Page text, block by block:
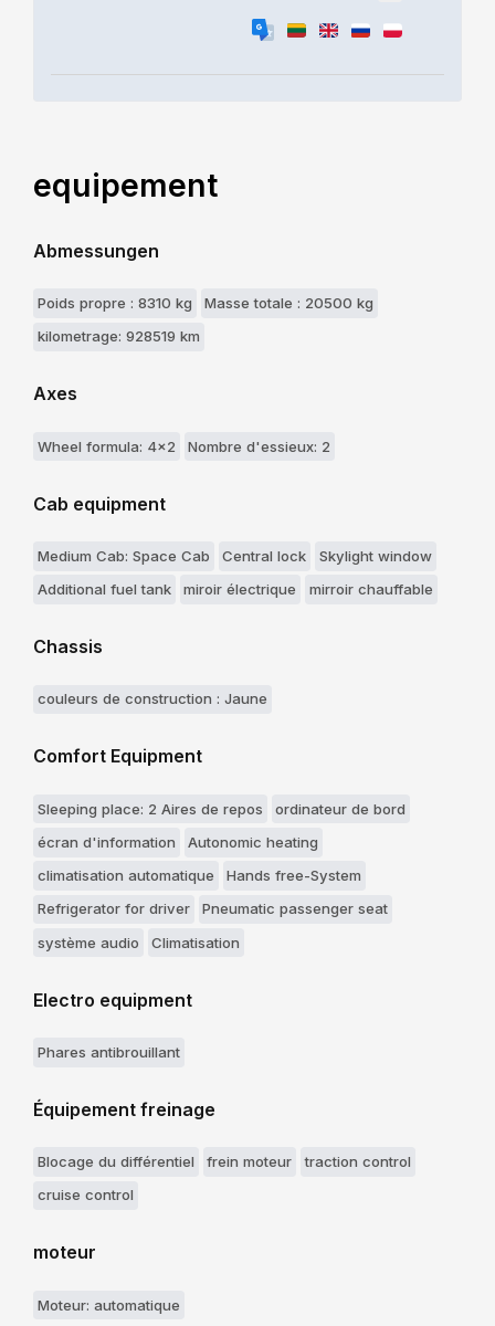
equipement
Abmessungen
Poids propre : 8310 kg
Masse totale : 20500 kg
kilometrage: 928519 km
Axes
Wheel formula: 4x2 Nombre d'essieux: 2
Cab equipment
Medium Cab: Space Cab Central lock
Skylight window
Additional fuel tank
miroir électrique mirroir chauffable
Chassis
couleurs de construction : Jaune
Comfort Equipment
Sleeping place: 2 Aires de repos
ordinateur de bord
écran d'information
Autonomic heating
climatisation automatique
Hands free-System
Refrigerator for driver
Pneumatic passenger seat
système audio
Climatisation
Electro equipment
Phares antibrouillant
Équipement freinage
Blocage du différentiel frein moteur
traction control
cruise control
moteur
Moteur: automatique